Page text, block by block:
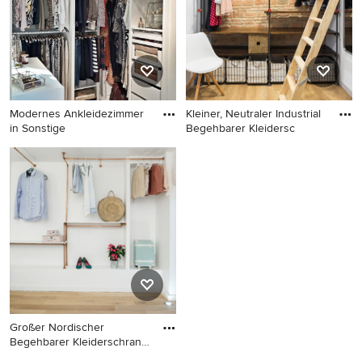
Holzboden in Berlin
Modernes Ankleidezimmer
in Sonstige
Modernes Ankleidezimmer in
Sonstige
Kleiner, Neutraler Industrial
Begehbarer Kleidersc
Großer Nordischer
Begehbarer Kleiderschrank